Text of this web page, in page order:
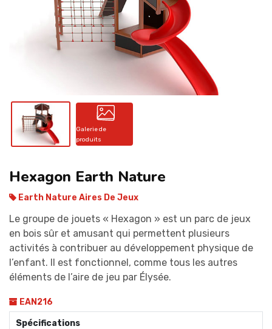
Galerie de
produits
Hexagon Earth Nature
Earth Nature Aires De Jeux
Le groupe de jouets « Hexagon » est un parc de jeux
en bois sûr et amusant qui permettent plusieurs
activités à contribuer au développement physique de
l’enfant. Il est fonctionnel, comme tous les autres
éléments de l’aire de jeu par Élysée.
EAN216
Spécifications